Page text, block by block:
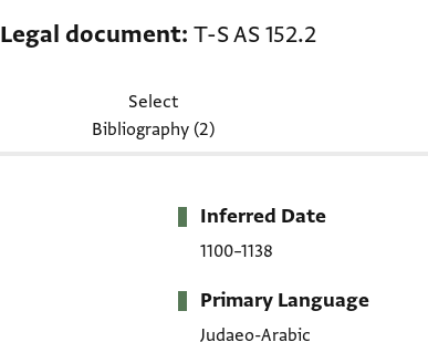
Legal document T-S AS 152.2
Select
Bibliography (2)
Inferred Date
1100–1138
Primary Language
Judaeo-Arabic